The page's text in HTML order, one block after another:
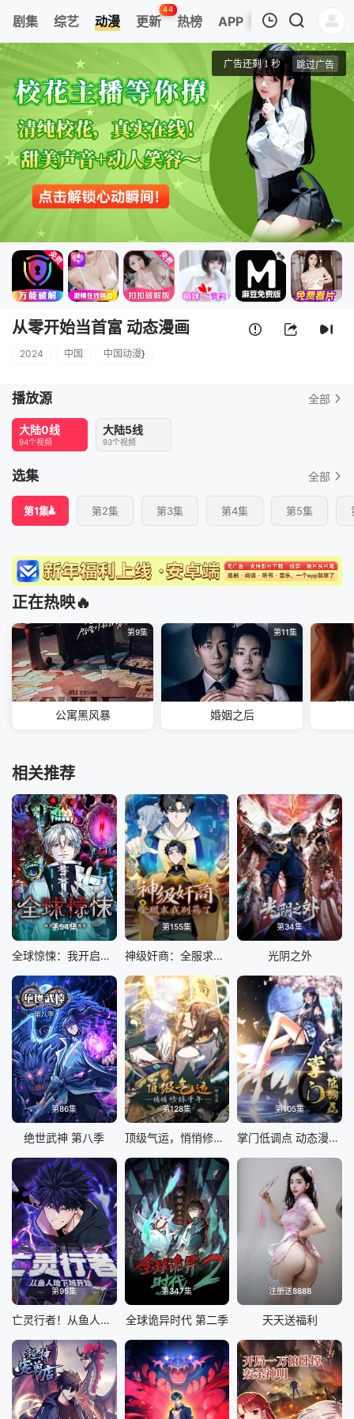
剧集 综艺 动漫 更新
44
热榜 APP
我的观影记录
第1集
从零开始当首富 动态漫画 第二季
清空
从零开始当首富 动态漫画
2024 中国 中国动漫}
播放源 全部
大陆0线
94个视频
大陆5线
93个视频
选集 全部
第1集 第2集 第3集 第4集 第5集
正在热映🔥
第9集
公寓黑风暴
第11集
婚姻之后
相关推荐
第94集
全球惊悚：我开启外挂自选商城 动态漫画
第155集
神级奸商：全服求我别薅了 动态漫画
第34集
光阴之外
第86集
绝世武神 第八季
第128集
顶级气运，悄悄修练千年 动态漫画
第105集
掌门低调点 动态漫画 第三季
第95集
亡灵行者！从鱼人地下城开始 动态漫画
第347集
全球诡异时代 第二季
注册送8888
天天送福利